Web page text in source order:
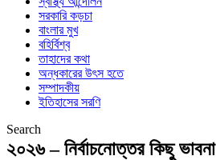
সরকারি কড়চা
বাংলার মুখ
বহির্বিশ্ব
তাহাদের কথা
অন্ধকারের উৎস হতে
সম্পাদকীয়
ইতিহাসের সরণি
Search
২০২৬ – নির্বাচনোত্তর কিছু ভাবনা